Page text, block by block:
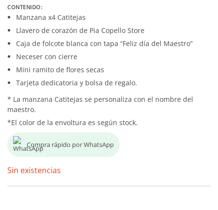
CONTENIDO:
Manzana x4 Catitejas
Llavero de corazón de Pia Copello Store
Caja de folcote blanca con tapa “Feliz día del Maestro”
Neceser con cierre
Mini ramito de flores secas
Tarjeta dedicatoria y bolsa de regalo.
* La manzana Catitejas se personaliza con el nombre del
maestro.
*El color de la envoltura es según stock.
Compra rápido por WhatsApp
Sin existencias